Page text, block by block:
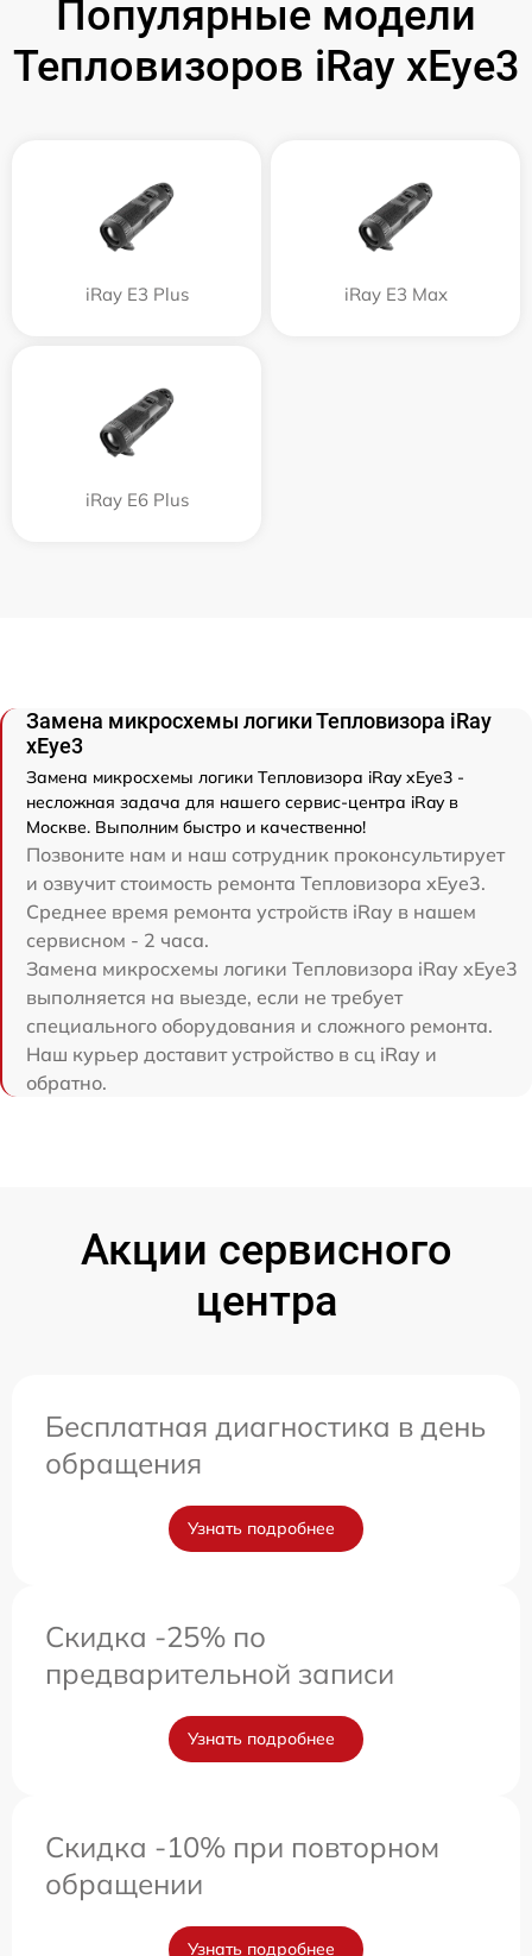
Популярные модели
Тепловизоров iRay xEye3
iRay E3 Plus iRay E3 Max
iRay E6 Plus
Замена микросхемы логики Тепловизора iRay
xEye3
Замена микросхемы логики Тепловизора iRay xEye3 -
несложная задача для нашего сервис-центра iRay в
Москве. Выполним быстро и качественно!
Позвоните нам и наш сотрудник проконсультирует
и озвучит стоимость ремонта Тепловизора xEye3.
Среднее время ремонта устройств iRay в нашем
сервисном - 2 часа.
Замена микросхемы логики Тепловизора iRay xEye3
выполняется на выезде, если не требует
специального оборудования и сложного ремонта.
Наш курьер доставит устройство в сц iRay и
обратно.
Акции сервисного
центра
Бесплатная диагностика в день
обращения
Узнать подробнее
Скидка -25% по
предварительной записи
Узнать подробнее
Скидка -10% при повторном
обращении
Узнать подробнее